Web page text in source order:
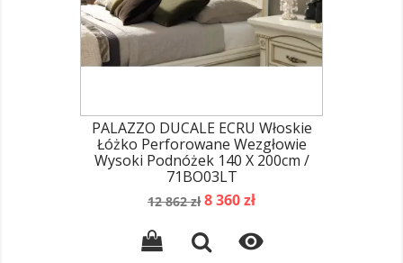
PALAZZO DUCALE ECRU Włoskie
Łóżko Perforowane Wezgłowie
Wysoki Podnóżek 140 X 200cm /
71BO03LT
Cena
12 862 zł Cena
8 360 zł
